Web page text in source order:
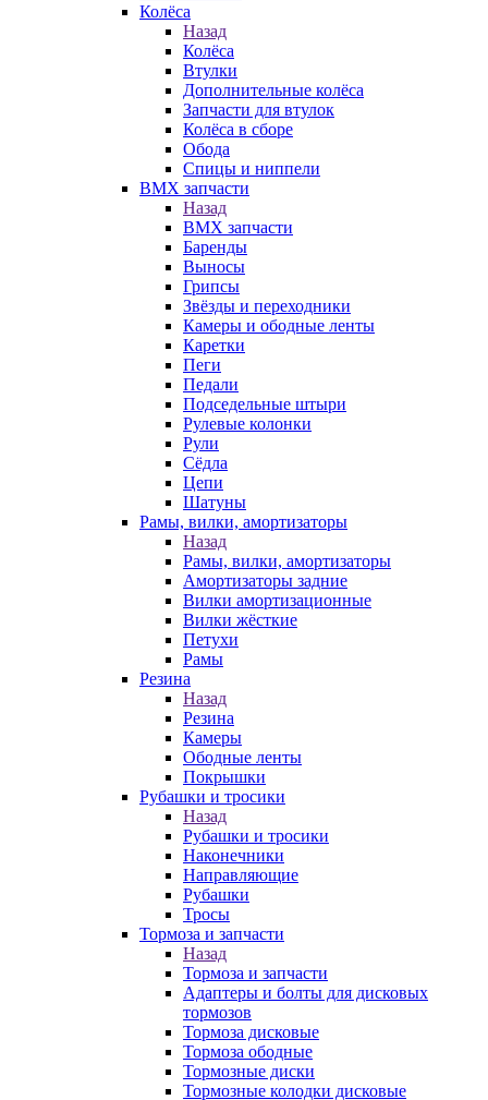
Колёса
Назад
Колёса
Втулки
Дополнительные колёса
Запчасти для втулок
Колёса в сборе
Обода
Спицы и ниппели
BMX запчасти
Назад
BMX запчасти
Баренды
Выносы
Грипсы
Звёзды и переходники
Камеры и ободные ленты
Каретки
Пеги
Педали
Подседельные штыри
Рулевые колонки
Рули
Сёдла
Цепи
Шатуны
Рамы, вилки, амортизаторы
Назад
Рамы, вилки, амортизаторы
Амортизаторы задние
Вилки амортизационные
Вилки жёсткие
Петухи
Рамы
Резина
Назад
Резина
Камеры
Ободные ленты
Покрышки
Рубашки и тросики
Назад
Рубашки и тросики
Наконечники
Направляющие
Рубашки
Тросы
Тормоза и запчасти
Назад
Тормоза и запчасти
Адаптеры и болты для дисковых
тормозов
Тормоза дисковые
Тормоза ободные
Тормозные диски
Тормозные колодки дисковые